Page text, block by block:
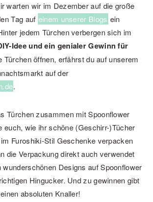
warten wir im Dezember auf die große
Tag auf einem unserer Blogs ein
jedem Türchen verbergen sich im
Idee und ein genialer Gewinn für
Türchen öffnen, erfährst du auf unserem
auf der
.
Türchen zusammen mit Spoonflower
euch, wie ihr schöne (Geschirr-)Tücher
Furoshiki-Stil Geschenke verpacken
die Verpackung direkt auch verwendet
wunderschönen Designs auf Spoonflower
Hingucker. Und zu gewinnen gibt
absoluten Knaller!